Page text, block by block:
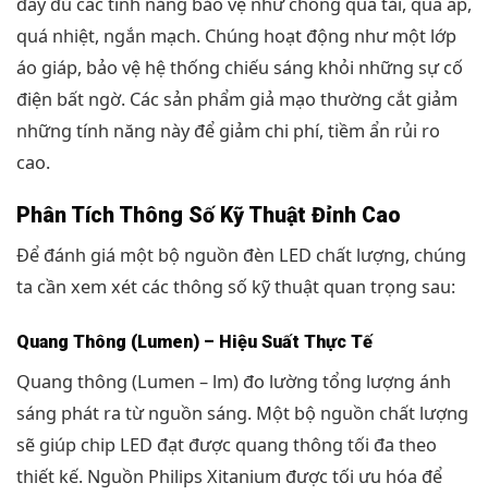
quá nhiệt, ngắn mạch. Chúng hoạt động như một lớp
áo giáp, bảo vệ hệ thống chiếu sáng khỏi những sự cố
điện bất ngờ. Các sản phẩm giả mạo thường cắt giảm
những tính năng này để giảm chi phí, tiềm ẩn rủi ro
cao.
Phân Tích Thông Số Kỹ Thuật Đỉnh Cao
Để đánh giá một bộ nguồn đèn LED chất lượng, chúng
ta cần xem xét các thông số kỹ thuật quan trọng sau:
Quang Thông (Lumen) – Hiệu Suất Thực Tế
Quang thông (Lumen – lm) đo lường tổng lượng ánh
sáng phát ra từ nguồn sáng. Một bộ nguồn chất lượng
sẽ giúp chip LED đạt được quang thông tối đa theo
thiết kế. Nguồn Philips Xitanium được tối ưu hóa để